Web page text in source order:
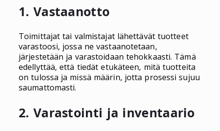
1. Vastaanotto
Toimittajat tai valmistajat lähettävät tuotteet
varastoosi, jossa ne vastaanotetaan,
järjestetään ja varastoidaan tehokkaasti. Tämä
edellyttää, että tiedät etukäteen, mitä tuotteita
on tulossa ja missä määrin, jotta prosessi sujuu
saumattomasti.
2. Varastointi ja inventaario